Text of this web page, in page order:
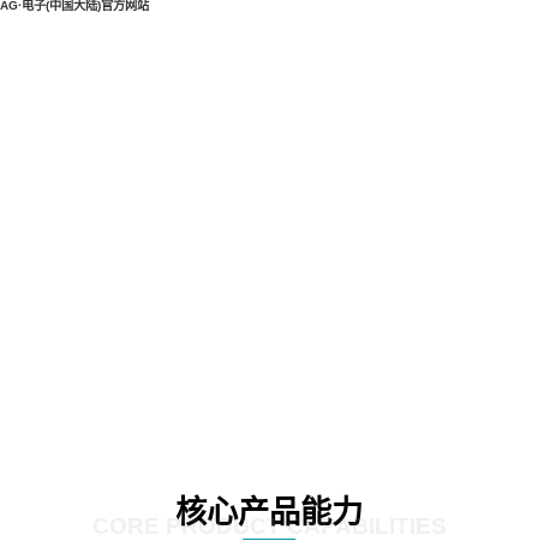
AG·电子(中国大陆)官方网站
核心产品能力
CORE PRODUCT CAPABILITIES